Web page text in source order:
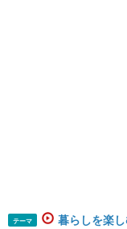
テーマ 暮らしを楽